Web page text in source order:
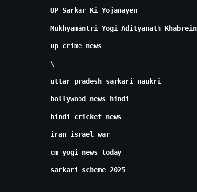
UP Sarkar Ki Yojanayen
Mukhyamantri Yogi Adityanath Khabrein
up crime news
\
uttar pradesh sarkari naukri
bollywood news hindi
hindi cricket news
iran israel war
cm yogi news today
sarkari scheme 2025